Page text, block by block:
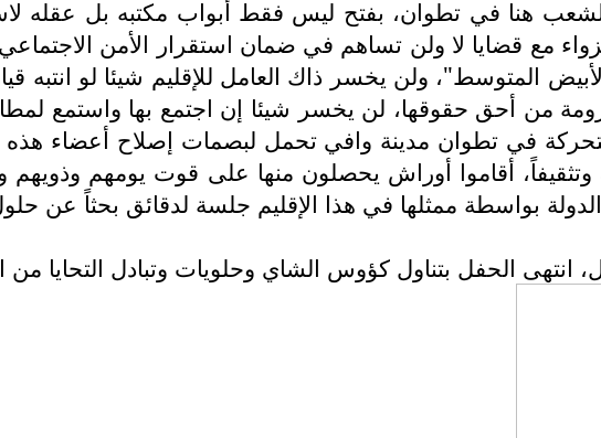
هنا في تطوان، بفتح ليس فقط أبواب مكتبه بل عقله
مع قضايا لا ولن تساهم في ضمان استقرار الأمن
المتوسط"، ولن يخسر ذاك العامل للإقليم شيئا لو انتبه
من أحق حقوقها، لن يخسر شيئا إن اجتمع بها واستمع
في تطوان مدينة وافي تحمل لبصمات إصلاح أعضاء هذه
أقاموا أوراش يحصلون منها على قوت يومهم وذويهم
بواسطة ممثلها في هذا الإقليم جلسة لدقائق بحثاً عن
انتهى الحفل بتناول كؤوس الشاي وحلويات وتبادل التحايا